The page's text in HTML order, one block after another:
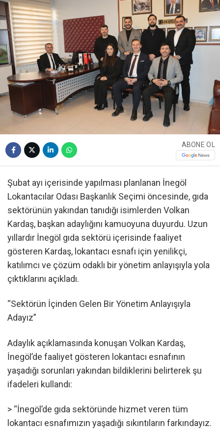
ABONE OL
Şubat ayı içerisinde yapılması planlanan İnegöl
Lokantacılar Odası Başkanlık Seçimi öncesinde, gıda
sektörünün yakından tanıdığı isimlerden Volkan
Kardaş, başkan adaylığını kamuoyuna duyurdu. Uzun
yıllardır İnegöl gıda sektörü içerisinde faaliyet
gösteren Kardaş, lokantacı esnafı için yenilikçi,
katılımcı ve çözüm odaklı bir yönetim anlayışıyla yola
çıktıklarını açıkladı.
“Sektörün İçinden Gelen Bir Yönetim Anlayışıyla
Adayız”
Adaylık açıklamasında konuşan Volkan Kardaş,
İnegöl’de faaliyet gösteren lokantacı esnafının
yaşadığı sorunları yakından bildiklerini belirterek şu
ifadeleri kullandı:
> “İnegöl’de gıda sektöründe hizmet veren tüm
lokantacı esnafımızın yaşadığı sıkıntıların farkındayız.